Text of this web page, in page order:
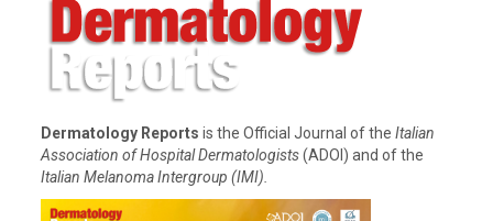
Dermatology Reports is the Official Journal of the Italian
Association of Hospital Dermatologists(ADOI) and of the
Italian Melanoma Intergroup (IMI).